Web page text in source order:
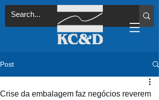
Post
Crise da embalagem faz negócios reverem